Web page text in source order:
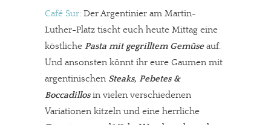
Café Sur: Der Argentinier am Martin-
Luther-Platz tischt euch heute Mittag eine
köstliche Pasta mit gegrilltem Gemüseauf.
Und ansonsten könnt ihr eure Gaumen mit
argentinischen Steaks, Pebetes &
Boccadillosin vielen verschiedenen
Variationen kitzeln und eine herrliche